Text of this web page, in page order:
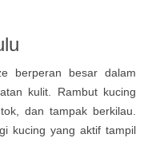
berperan besar dalam
kulit. Rambut kucing
dan tampak berkilau.
kucing yang aktif tampil